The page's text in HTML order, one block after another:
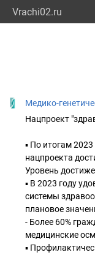
Vrachi02.ru
Медико-
Нацпроект
▪ По итогам
нацпроекта
Уровень
▪ В 2023 году
системы
плановое
- Более 60%
медицинские
▪